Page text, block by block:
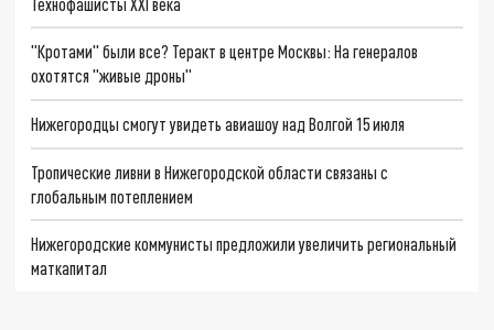
"Кротами" были все? Теракт в центре Москвы: На генералов
охотятся "живые дроны"
Нижегородцы смогут увидеть авиашоу над Волгой 15 июля
Тропические ливни в Нижегородской области связаны с
глобальным потеплением
Нижегородские коммунисты предложили увеличить региональный
маткапитал